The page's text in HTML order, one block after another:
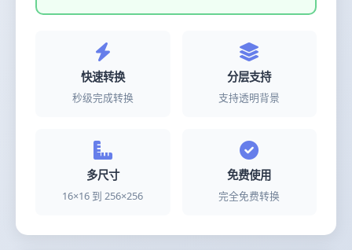
快速转换
秒级完成转换
分层支持
支持透明背景
多尺寸
16×16 到 256×256
免费使用
完全免费转换